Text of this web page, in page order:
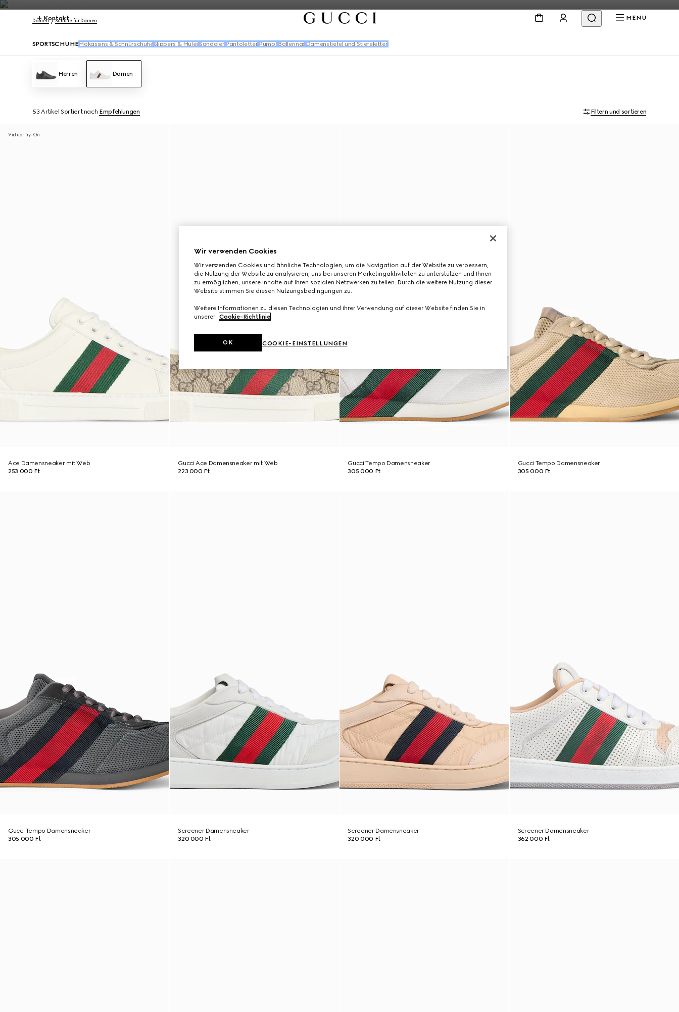
Kontakt MENU
Damen Schuhe für Damen
SPORTSCHUHE Mokassins & Schnürschuhe Slippers & Mules Sandalen Pantoletten Pumps Ballerinas Damenstiefel und Stiefeletten
Herren Damen
53 Artikel Sortiert nach Empfehlungen Filtern und sortieren
Virtual Try-On
Ace Damensneaker mit Web
253 000 Ft
Gucci Ace Damensneaker mit Web
223 000 Ft
Gucci Tempo Damensneaker
305 000 Ft
Gucci Tempo Damensneaker
305 000 Ft
Gucci Tempo Damensneaker
305 000 Ft
Screener Damensneaker
320 000 Ft
Screener Damensneaker
320 000 Ft
Screener Damensneaker
362 000 Ft
Wir verwenden Cookies
Wir verwenden Cookies und ähnliche Technologien, um die Navigation auf der Website zu verbessern,
die Nutzung der Website zu analysieren, uns bei unseren Marketingaktivitäten zu unterstützen und Ihnen
zu ermöglichen, unsere Inhalte auf Ihren sozialen Netzwerken zu teilen. Durch die weitere Nutzung dieser
Website stimmen Sie diesen Nutzungsbedingungen zu.
Weitere Informationen zu diesen Technologien und ihrer Verwendung auf dieser Website finden Sie in
unserer Cookie-Richtlinie.
COOKIE-EINSTELLUNGEN
OK